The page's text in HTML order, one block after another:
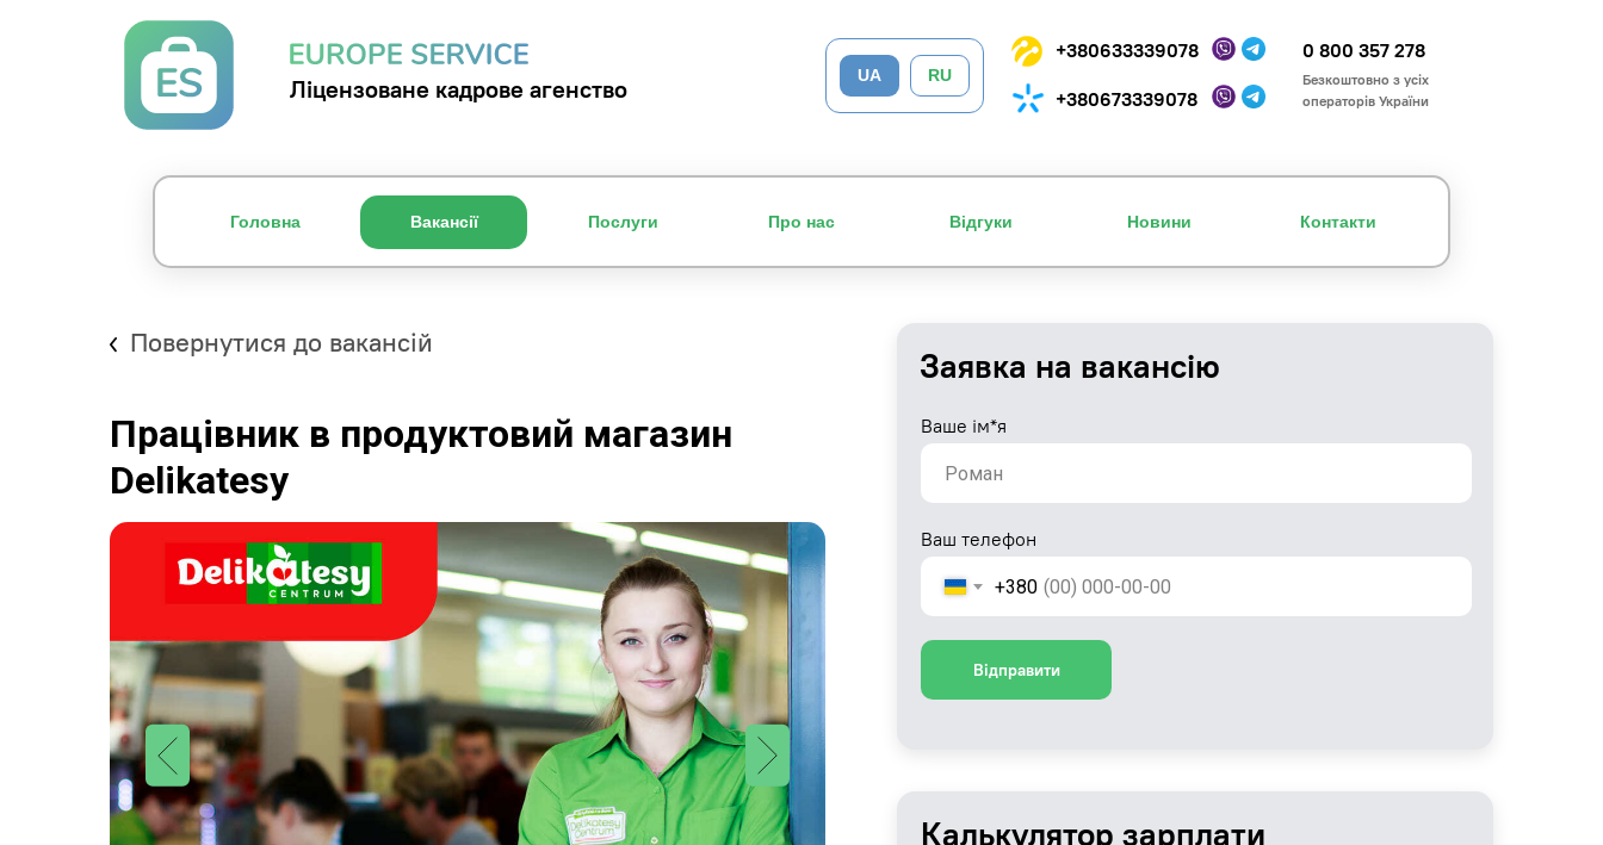
Ліцензоване кадрове агенство
Головна Послуги Контакти
Новини
Відгуки
Про нас
Вакансії
UA RU
+380633339078
+380673339078
0 800 357 278
Безкоштовно з усіх
операторів України
Калькулятор зарплати
Повернутися до вакансій
Ваше ім*я
Ваш телефон
+380
Відправити
Заявка на вакансію
Працівник в продуктовий магазин
Delikatesy